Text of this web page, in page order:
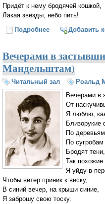
Придёт к нему бродячей кошкой,
Лакая звёзды, небо пить!
Подробнее о Конечно, в
Добавить
Вечерами в
Мандельштам)
Читальный зал
Роальд
Вечерами в
От
Я люблю,
Близорукие
По
По
Бродят
Так похожие
Я уйду в
Чтобы ветер приник к виску,
В синий вечер, на крыши синие,
Я заброшу свою тоску.